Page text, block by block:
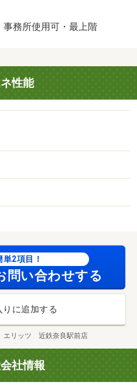
イク置場：なし・駐輪場：
務所使用可・最上階
性能
単2項目！
問い合わせする
りに追加する
エリッツ 近鉄奈良駅前店
社情報